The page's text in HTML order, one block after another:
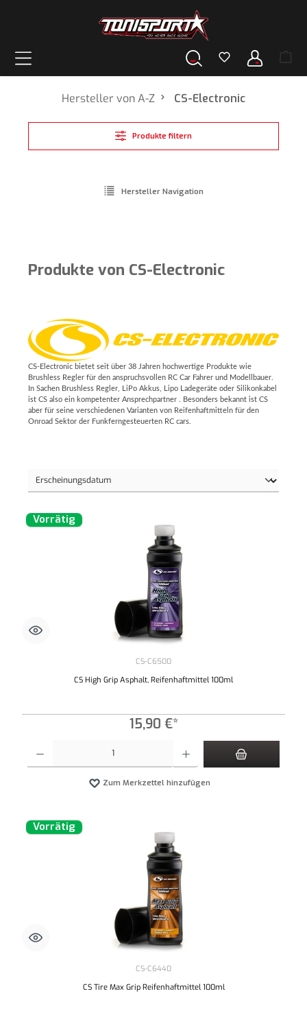
Hersteller von A-Z CS-Electronic
Produkte filtern
Hersteller Navigation
Produkte von CS-Electronic
CS-Electronic bietet seit über 38 Jahren hochwertige Produkte wie
Brushless Regler für den anspruchsvollen RC Car Fahrer und Modellbauer.
In Sachen Brushless Regler, LiPo Akkus, Lipo Ladegeräte oder Silikonkabel
ist CS also ein kompetenter Ansprechpartner . Besonders bekannt ist CS
aber für seine verschiedenen Varianten von Reifenhaftmitteln für den
Onroad Sektor der Funkferngesteuerten RC cars.
Vorrätig
CS-C6500
CS High Grip Asphalt, Reifenhaftmittel 100ml
15,90 €*
Zum Merkzettel hinzufügen
Vorrätig
CS-C6440
CS Tire Max Grip Reifenhaftmittel 100ml